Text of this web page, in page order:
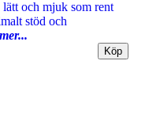
och mjuk som rent
stöd och